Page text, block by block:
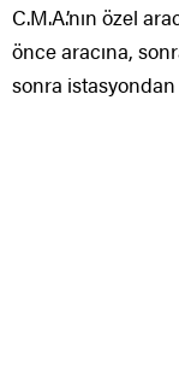
C.M.A.’nın özel
önce aracına,
sonra istasyondan